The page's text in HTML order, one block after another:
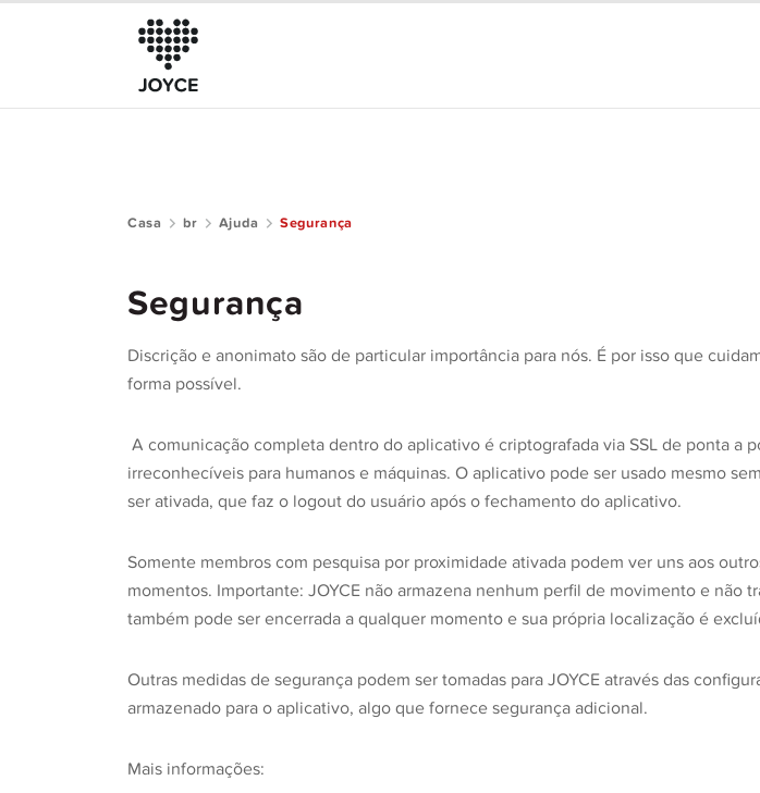
Casa br Ajuda Segurança
Segurança
Discrição e anonimato são de particular importância para nós. É por isso que
forma possível.
A comunicação completa dentro do aplicativo é criptografada via SSL de ponta a
irreconhecíveis para humanos e máquinas. O aplicativo pode ser usado mesmo
ser ativada, que faz o logout do usuário após o fechamento do aplicativo.
Somente membros com pesquisa por proximidade ativada podem ver uns aos
momentos. Importante: JOYCE não armazena nenhum perfil de movimento e
também pode ser encerrada a qualquer momento e sua própria localização é
Outras medidas de segurança podem ser tomadas para JOYCE através das
armazenado para o aplicativo, algo que fornece segurança adicional.
Mais informações:
Sobre a JOYCE